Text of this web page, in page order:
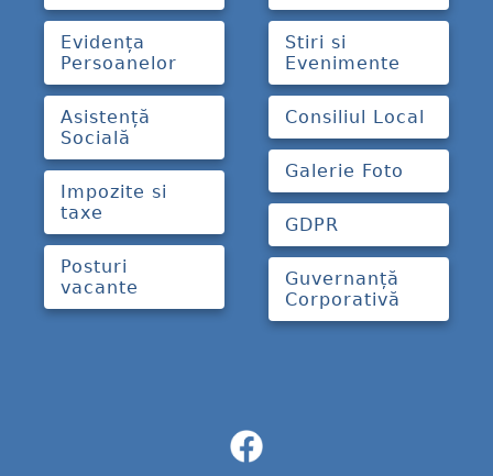
Evidența
Persoanelor
Asistență
Socială
Impozite si
taxe
Posturi
vacante
Stiri si
Evenimente
Consiliul Local
Galerie Foto
GDPR
Guvernanță
Corporativă